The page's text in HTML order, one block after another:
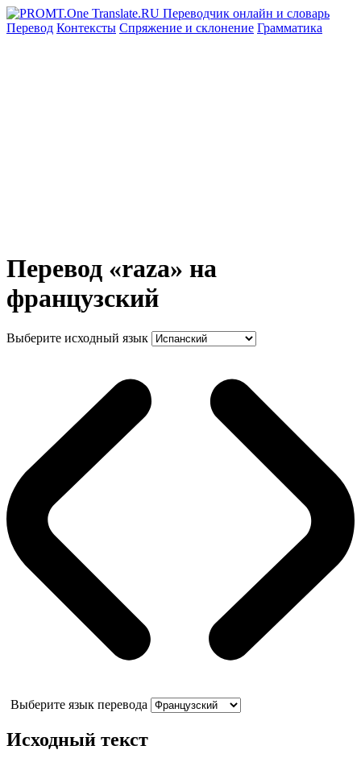
Перевод Контексты Спряжение и склонение Грамматика
Перевод «raza» на
французский
Выберите исходный язык
Выберите язык перевода
Исходный текст